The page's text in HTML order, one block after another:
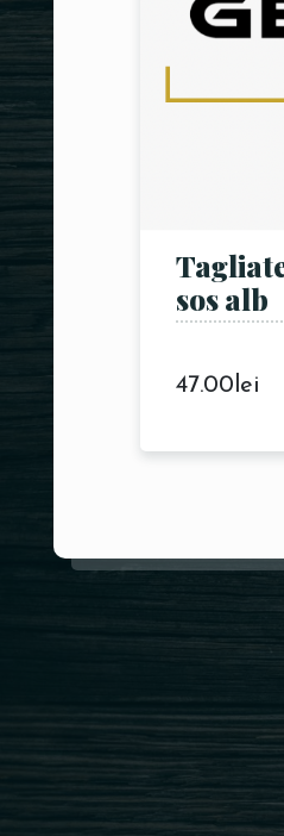
sos alb
47.00lei
Adresa:
Sector 3,
Tel.: